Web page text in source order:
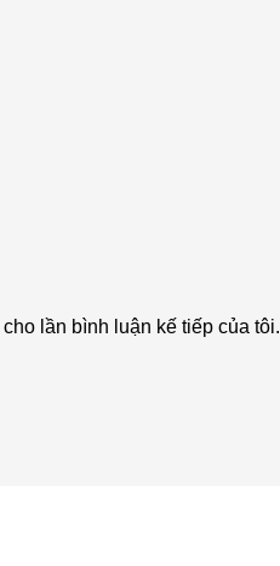
lần bình luận kế tiếp của tôi.